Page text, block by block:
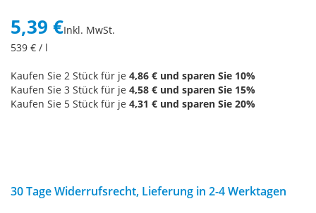
5,39 €Inkl. MwSt.
539 € / l
Kaufen Sie 2 Stück für je 4,86 € und sparen Sie 10%
Kaufen Sie 3 Stück für je 4,58 € und sparen Sie 15%
Kaufen Sie 5 Stück für je 4,31 € und sparen Sie 20%
30 Tage Widerrufsrecht, Lieferung in 2-4 Werktagen
images
gallery